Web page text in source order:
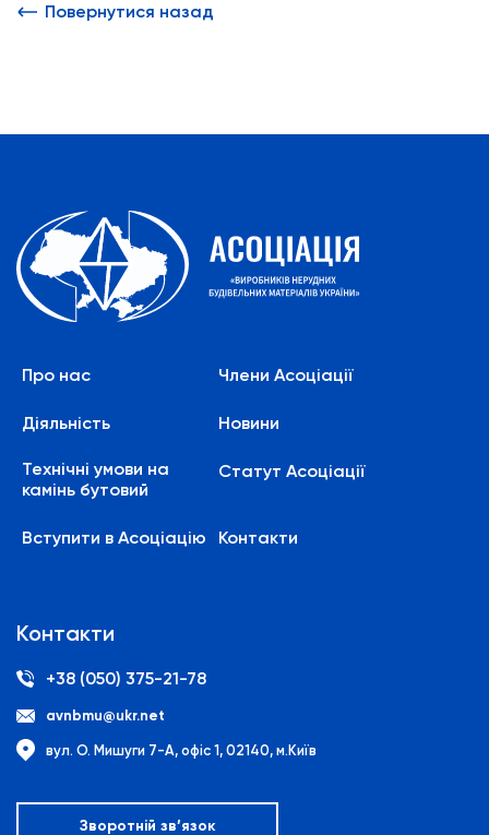
Повернутися назад
Про нас Члени Асоціації
Діяльність Новини
Технічні умови на
камінь бутовий
Статут Асоціації
Вступити в Асоціацію Контакти
Контакти
+38 (050) 375-21-78
avnbmu@ukr.net
вул. О. Мишуги 7-А, офіс 1, 02140, м.Київ
Зворотній зв’язок